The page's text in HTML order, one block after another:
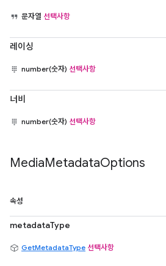
문자열 선택사항
레이싱
number(숫자) 선택사항
너비
number(숫자) 선택사항
MediaMetadataOptions
속성
metadataType
GetMetadataType 선택사항